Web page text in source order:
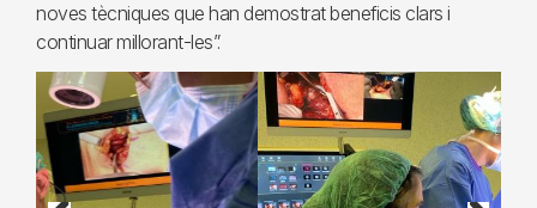
noves tècniques que han demostrat beneficis clars i
continuar millorant-les”.